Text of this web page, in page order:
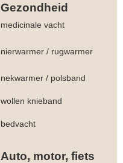
Gezondheid
medicinale vacht
nierwarmer / rugwarmer
nekwarmer / polsband
wollen knieband
bedvacht
Auto, motor, fiets